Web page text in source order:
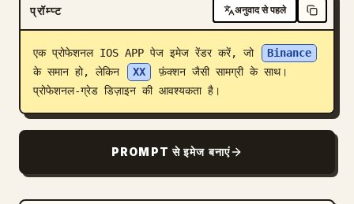
मूल्य निर्धारण
डाउनलोड
ब्लॉग
अपडेट
प्रॉम्प्ट अनुवाद से पहले
एक प्रोफेशनल IOS APP पेज इमेज रेंडर करें, जो
Binance
के समान हो, लेकिन
XX
फ़ंक्शन जैसी सामग्री के साथ।
प्रोफेशनल-ग्रेड डिज़ाइन की आवश्यकता है।
PROMPT से इमेज बनाएं